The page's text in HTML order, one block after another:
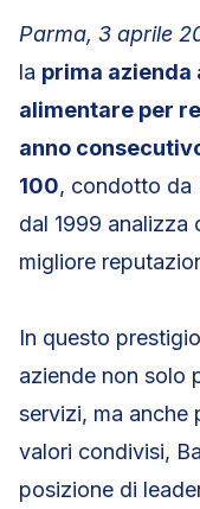
Parma, 3 aprile
la prima azienda
alimentare per
anno
100, condotto da
dal 1999 analizza
migliore
In questo
aziende non solo
servizi, ma anche
valori condivisi,
posizione di